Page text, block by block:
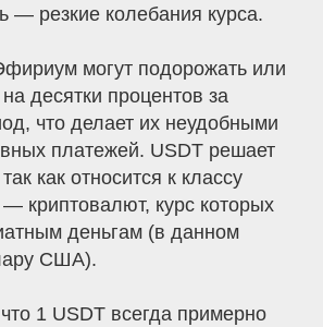
— резкие колебания курса.
могут подорожать или
десятки процентов за
что делает их неудобными
платежей. USDT решает
как относится к классу
криптовалют, курс которых
деньгам (в данном
США).
1 USDT всегда примерно